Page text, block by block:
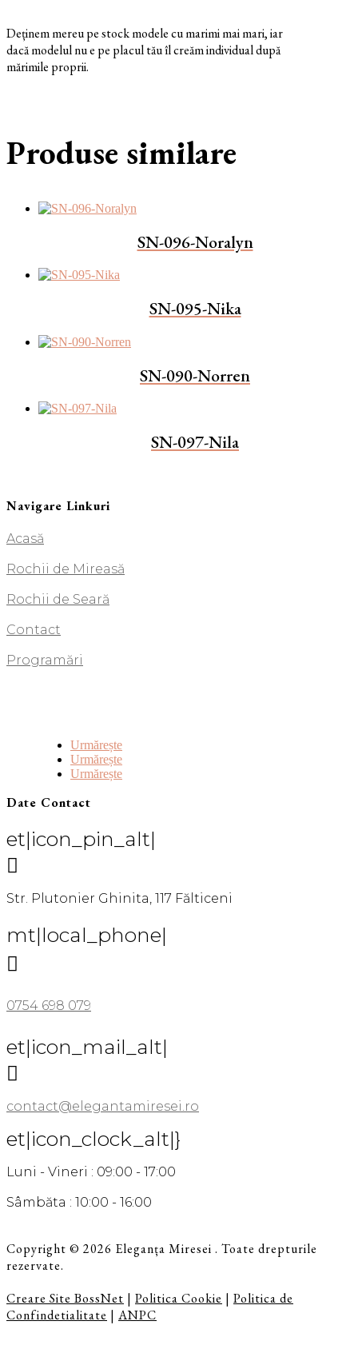
Deținem mereu pe stock modele cu marimi mai mari, iar
dacă modelul nu e pe placul tău îl creăm individual după
mărimile proprii.
Produse similare
SN-096-Noralyn
SN-095-Nika
SN-090-Norren
SN-097-Nila
Navigare Linkuri
Acasă
Rochii de Mireasă
Rochii de Seară
Contact
Programări
Urmărește
Urmărește
Urmărește
Date Contact
et|icon_pin_alt|

Str. Plutonier Ghinita, 117 Fălticeni
mt|local_phone|

0754 698 079
et|icon_mail_alt|

contact@elegantamiresei.ro
et|icon_clock_alt|}
Luni - Vineri : 09:00 - 17:00
Sâmbăta : 10:00 - 16:00
Copyright © 2026 Eleganța Miresei . Toate drepturile
rezervate.
Creare Site BossNet | Politica Cookie | Politica de
Confindetialitate | ANPC